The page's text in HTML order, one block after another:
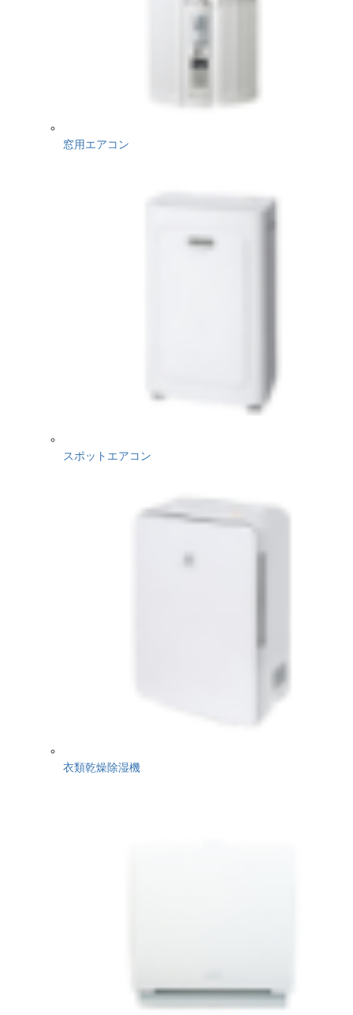
窓用エアコン
スポットエアコン
衣類乾燥除湿機